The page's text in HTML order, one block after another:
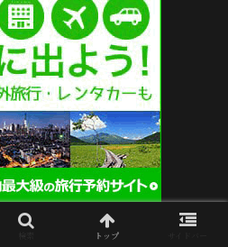
トップ